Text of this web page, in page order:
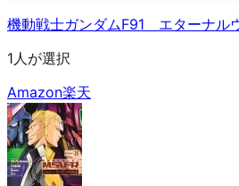
機動戦士ガンダムF91 エターナル
1人が選択
Amazon楽天